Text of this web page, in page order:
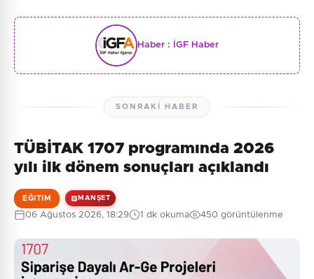
Haber : İGF Haber
SONRAKI HABER
TÜBİTAK 1707 programında 2026
yılı ilk dönem sonuçları açıklandı
EĞITIM MANŞET
06 Ağustos 2026, 18:29 1 dk okuma 450 görüntülenme